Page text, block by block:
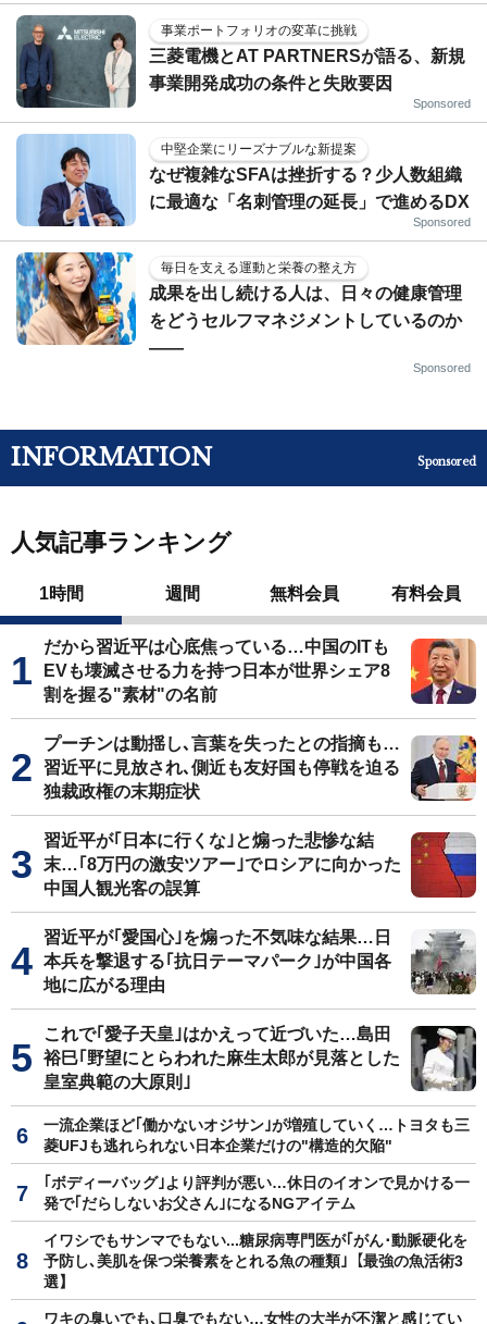
事業ポートフォリオの変革に挑戦
三菱電機とAT PARTNERSが語る、新規
事業開発成功の条件と失敗要因
Sponsored
中堅企業にリーズナブルな新提案
なぜ複雑なSFAは挫折する？少人数組織
に最適な「名刺管理の延長」で進めるDX
Sponsored
毎日を支える運動と栄養の整え方
成果を出し続ける人は、日々の健康管理
をどうセルフマネジメントしているのか
——
Sponsored
INFORMATION Sponsored
人気記事ランキング
1時間 週間 無料会員 有料会員
だから習近平は心底焦っている…中国のITも
EVも壊滅させる力を持つ日本が世界シェア8
割を握る"素材"の名前
プーチンは動揺し､言葉を失ったとの指摘も…
習近平に見放され､側近も友好国も停戦を迫る
独裁政権の末期症状
習近平が｢日本に行くな｣と煽った悲惨な結
末…｢8万円の激安ツアー｣でロシアに向かった
中国人観光客の誤算
習近平が｢愛国心｣を煽った不気味な結果…日
本兵を撃退する｢抗日テーマパーク｣が中国各
地に広がる理由
これで｢愛子天皇｣はかえって近づいた…島田
裕巳｢野望にとらわれた麻生太郎が見落とした
皇室典範の大原則｣
一流企業ほど｢働かないオジサン｣が増殖していく…トヨタも三
菱UFJも逃れられない日本企業だけの"構造的欠陥"
｢ボディーバッグ｣より評判が悪い…休日のイオンで見かける一
発で｢だらしないお父さん｣になるNGアイテム
イワシでもサンマでもない...糖尿病専門医が｢がん･動脈硬化を
予防し､美肌を保つ栄養素をとれる魚の種類｣【最強の魚活術3
選】
ワキの臭いでも､口臭でもない…女性の大半が不潔と感じてい